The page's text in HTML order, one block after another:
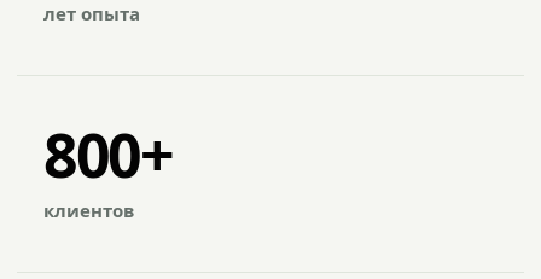
лет опыта
800+
клиентов